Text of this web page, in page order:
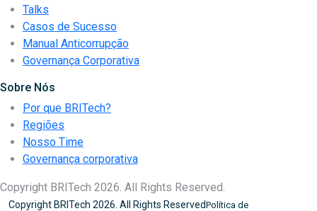
Talks
Casos de Sucesso
Manual Anticorrupção
Governança Corporativa
Sobre Nós
Por que BRITech?
Regiões
Nosso Time
Governança corporativa
Copyright BRITech 2026. All Rights Reserved.
Copyright BRITech 2026. All Rights ReservedPolítica de